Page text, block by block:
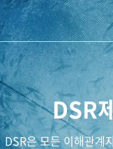
DSR
DSR은 모든 이해관계